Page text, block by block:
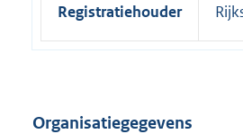
Registratiehouder
Organisatiegegevens